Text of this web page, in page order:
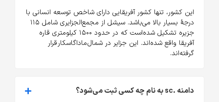
این کشور، تنها کشور آفریقایی دارای شاخص توسعه انسانی با
درجهٔ بسیار بالا می‌باشد. سیشل از مجمع‌الجزایری شامل ۱۱۵
جزیره تشکیل شده‌است که در حدود ۱۵۰۰ کیلومتری قاره
آفریقا واقع شده‌اند. این جزایر در شمال ماداگاسکار قرار
گرفته‌اند.
دامنه .sc به نام چه کسی ثبت می‌شود؟